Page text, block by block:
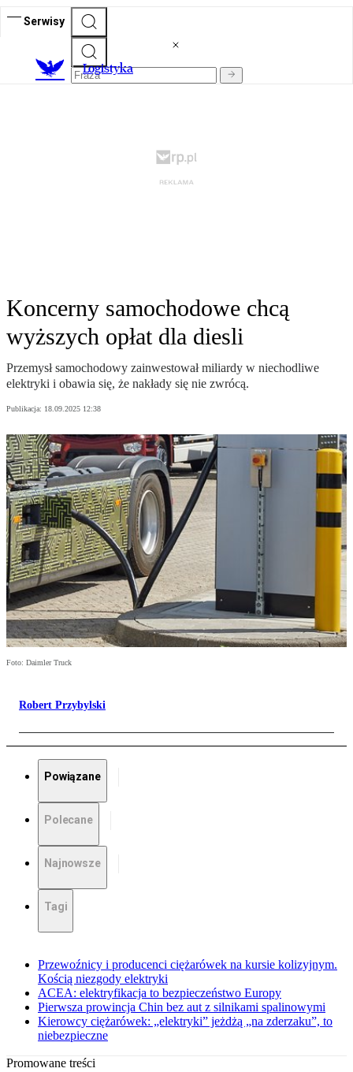
Serwisy
Logistyka
Koncerny samochodowe chcą
wyższych opłat dla diesli
Przemysł samochodowy zainwestował miliardy w niechodliwe
elektryki i obawia się, że nakłady się nie zwrócą.
Publikacja: 18.09.2025 12:38
Foto: Daimler Truck
Robert Przybylski
Powiązane
Polecane
Najnowsze
Tagi
Przewoźnicy i producenci ciężarówek na kursie kolizyjnym.
Kością niezgody elektryki
ACEA: elektryfikacja to bezpieczeństwo Europy
Pierwsza prowincja Chin bez aut z silnikami spalinowymi
Kierowcy ciężarówek: „elektryki” jeżdżą „na zderzaku”, to
niebezpieczne
Promowane treści